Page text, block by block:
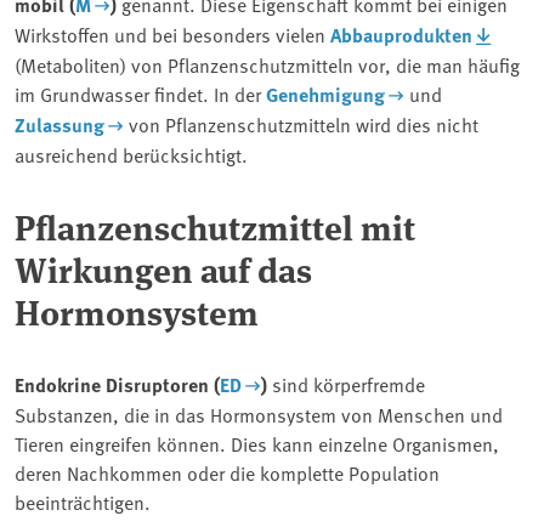
Wirkstoffen und bei besonders vielen Abbauprodukten
(Metaboliten) von Pflanzenschutzmitteln vor, die man häufig
im Grundwasser findet. In derGenehmigung und
Zulassung
von Pflanzenschutzmitteln wird dies nicht
ausreichend berücksichtigt.
Pflanzenschutzmittel mit
Wirkungen auf das
Hormonsystem
Endokrine Disruptoren (ED )sind körperfremde
Substanzen, die in das Hormonsystem von Menschen und
Tieren eingreifen können. Dies kann einzelne Organismen,
deren Nachkommen oder die komplette Population
beeinträchtigen.